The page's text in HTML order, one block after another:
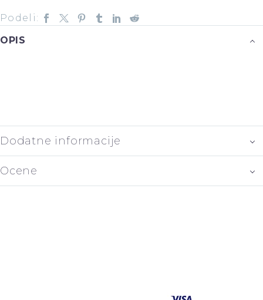
Podeli:
OPIS
Dodatne informacije
Ocene